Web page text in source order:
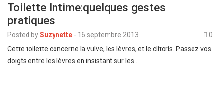
Toilette Intime:quelques gestes
pratiques
Posted bySuzynette - 16 septembre 2013
0
Cette toilette concerne la vulve, les lèvres, et le clitoris. Passez vos
doigts entre les lèvres en insistant sur les…